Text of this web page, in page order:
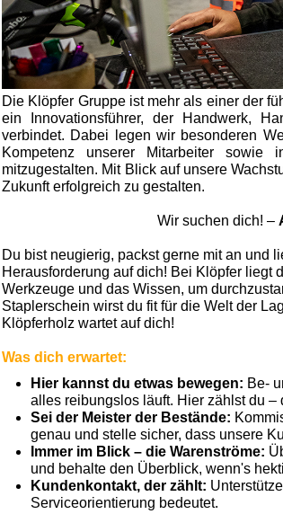
Die Klöpfer Gruppe ist mehr als einer der
ein Innovationsführer, der Handwerk,
verbindet. Dabei legen wir besonderen
Kompetenz unserer Mitarbeiter sowie
mitzugestalten. Mit Blick auf unsere
Zukunft erfolgreich zu gestalten.
Wir suchen dich! –
Du bist neugierig, packst gerne mit an und
Herausforderung auf dich! Bei Klöpfer
Werkzeuge und das Wissen, um
Staplerschein wirst du fit für die Welt der
Klöpferholz wartet auf dich!
Was dich erwartet:
Hier kannst du etwas bewegen: Be-
alles reibungslos läuft. Hier zählst du
Sei der Meister der Bestände:
genau und stelle sicher, dass unsere
Immer im Blick – die Warenströme:
und behalte den Überblick, wenn's
Kundenkontakt, der zählt:
Serviceorientierung bedeutet.